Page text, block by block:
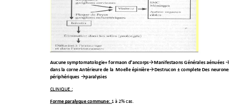
Aucune symptomatologie+ formation d’anticorpsManifestations Générales atténuées
dans la corne Antérieure de la Moelle épinièreDestruction ± complete Des
périphériques paralysies
CLINIQUE :
Forme paralytique commune: 1 à 2% cas.